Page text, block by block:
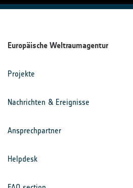
Europäische Weltraumagentur
Projekte
Nachrichten & Ereignisse
Ansprechpartner
Helpdesk